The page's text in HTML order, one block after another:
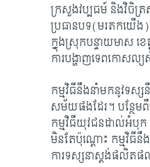
ក្រសួងវប្បធម៍ និងវិចិត្រ
ប្រធានបទ(មរតកយើង)
ក្នុងស្រុកបន្ទាយមាស ខ
ការបង្ហាញទេពកោស
កម្មវិធីនឹងនាំមកនូវទស្
សម័យផងដែរ។ បន្ថែមពី
កម្មវិធីយុវជនដាល់អំបុក
មិនតែប៉ុណ្តោះ កម្មវិធីនឹ
ការទស្សនាស្តង់ផលិត